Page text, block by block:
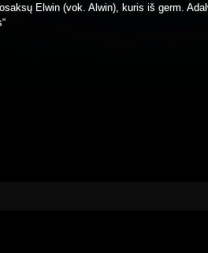
Elwin (vok. Alwin), kuris iš germ.